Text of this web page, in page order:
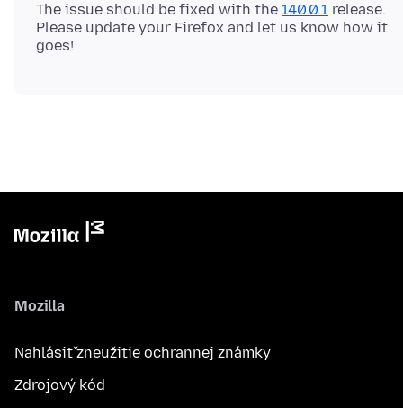
The issue should be fixed with the 140.0.1 release.
Please update your Firefox and let us know how it
Mozilla
Nahlásiť zneužitie ochrannej známky
Zdrojový kód